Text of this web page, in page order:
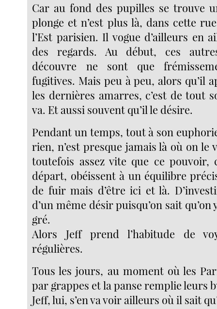
Car au fond des pupilles se trouve
plonge et n’est plus là, dans cette
l’Est parisien. Il vogue d’ailleurs en
des regards. Au début, ces
découvre ne sont que
fugitives. Mais peu à peu, alors qu’il
les dernières amarres, c’est de tout
va. Et aussi souvent qu’il le désire.
Pendant un temps, tout à son
rien, n’est presque jamais là où on
toutefois assez vite que ce pouvoir,
départ, obéissent à un équilibre
de fuir mais d’être ici et là.
d’un même désir puisqu’on sait
gré.
Alors Jeff prend l’habitude de
régulières.
Tous les jours, au moment où les
par grappes et la panse remplie leurs
Jeff, lui, s’en va voir ailleurs où il sait